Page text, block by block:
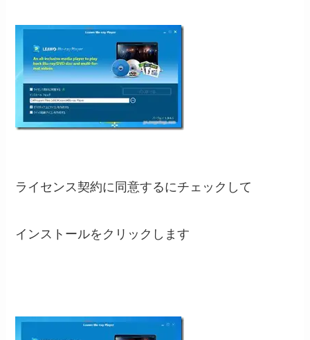
ライセンス契約に同意するにチェックして
インストールをクリックします